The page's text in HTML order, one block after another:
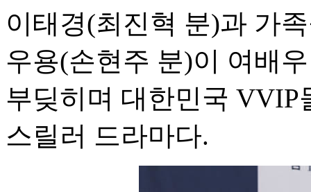
이태경(최진혁 분)과 가
우용(손현주 분)이 여배
부딪히며 대한민국
스릴러 드라마다.